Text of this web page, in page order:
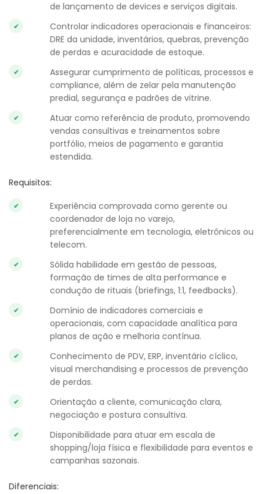
de lançamento de devices e serviços digitais.
Controlar indicadores operacionais e financeiros:
DRE da unidade, inventários, quebras, prevenção
de perdas e acuracidade de estoque.
Assegurar cumprimento de políticas, processos e
compliance, além de zelar pela manutenção
predial, segurança e padrões de vitrine.
Atuar como referência de produto, promovendo
vendas consultivas e treinamentos sobre
portfólio, meios de pagamento e garantia
estendida.
Requisitos:
Experiência comprovada como gerente ou
coordenador de loja no varejo,
preferencialmente em tecnologia, eletrônicos ou
telecom.
Sólida habilidade em gestão de pessoas,
formação de times de alta performance e
condução de rituais (briefings, 1:1, feedbacks).
Domínio de indicadores comerciais e
operacionais, com capacidade analítica para
planos de ação e melhoria contínua.
Conhecimento de PDV, ERP, inventário cíclico,
visual merchandising e processos de prevenção
de perdas.
Orientação a cliente, comunicação clara,
negociação e postura consultiva.
Disponibilidade para atuar em escala de
shopping/loja física e flexibilidade para eventos e
campanhas sazonais.
Diferenciais: